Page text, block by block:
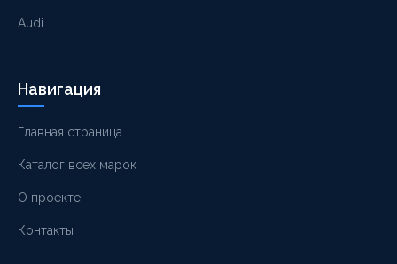
Audi
Навигация
Главная страница
Каталог всех марок
О проекте
Контакты